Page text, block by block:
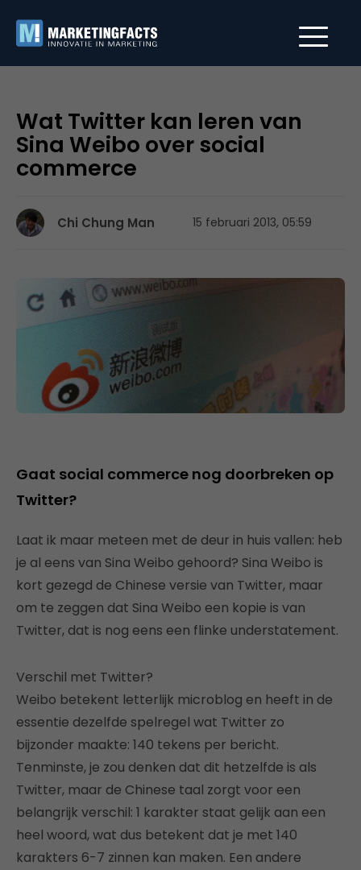
Wat Twitter kan leren van
Sina Weibo over social
commerce
Chi Chung Man 15 februari 2013, 05:59
Gaat social commerce nog doorbreken op
Twitter?
Laat ik maar meteen met de deur in huis vallen: heb
je al eens van Sina Weibo gehoord? Sina Weibo is
kort gezegd de Chinese versie van Twitter, maar
om te zeggen dat Sina Weibo een kopie is van
Twitter, dat is nog eens een flinke understatement.
Verschil met Twitter?
Weibo betekent letterlijk microblog en heeft in de
essentie dezelfde spelregel wat Twitter zo
bijzonder maakte: 140 tekens per bericht.
Tenminste, je zou denken dat dit hetzelfde is als
Twitter, maar de Chinese taal zorgt voor een
belangrijk verschil: 1 karakter staat gelijk aan een
heel woord, wat dus betekent dat je met 140
karakters 6-7 zinnen kan maken. Een andere